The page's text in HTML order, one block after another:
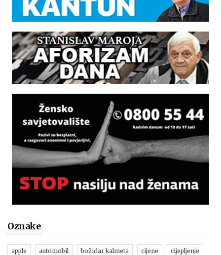
Oznake
apple automobil božidar kalmeta cijene cijepljenje